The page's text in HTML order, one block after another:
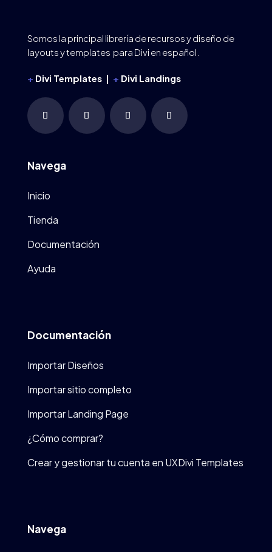
Somos la principal librería de recursos y diseño de
layouts y templates para Divi en español.
+ Divi Templates | + Divi Landings
Navega
Inicio
Tienda
Documentación
Ayuda
Documentación
Importar Diseños
Importar sitio completo
Importar Landing Page
¿Cómo comprar?
Crear y gestionar tu cuenta en UXDivi Templates
Navega